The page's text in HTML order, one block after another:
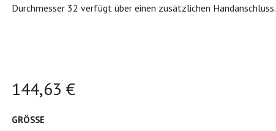
Durchmesser 32 verfügt über einen zusätzlichen Handanschluss.
144,63 €
GRÖSSE